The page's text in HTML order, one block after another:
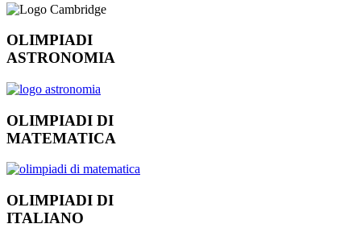
OLIMPIADI
ASTRONOMIA
OLIMPIADI DI
MATEMATICA
OLIMPIADI DI
ITALIANO